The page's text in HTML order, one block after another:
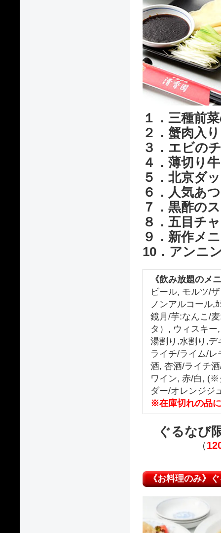
１．三種前
２．蟹肉入
３．エビの
４．薄切り
５．北京ダ
６．人気あ
７．黒酢の
８．五目チ
９．新作メ
10．アンニ
《飲み放題のメ
ビール, モルツ/
ノンアルコール,
鏡月/芋:なんこ/
タ）, ウィスキ
湯割り,水割り,デ
ライチ/ライム/
酒, 杏酒/ライチ
ワイン, 赤/白, (※
ダー/オレンジジ
※在庫切れの品
ぐるなび
（
《お料理のみ》